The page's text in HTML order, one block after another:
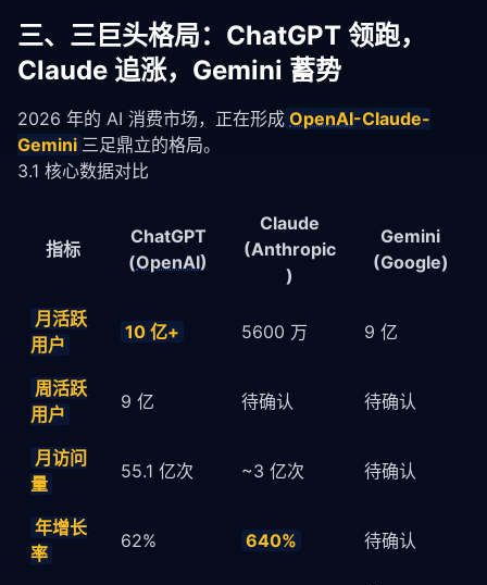
三、三巨头格局：ChatGPT 领跑，
Claude 追涨，Gemini 蓄势
2026 年的 AI 消费市场，正在形成 OpenAI-Claude-
Gemini 三足鼎立的格局。
3.1 核心数据对比
指标
ChatGPT
(OpenAI)
Claude
(Anthropic
)
Gemini
(Google)
月活跃
用户
10 亿+ 5600 万 9 亿
周活跃
用户
9 亿 待确认 待确认
月访问
量
55.1 亿次 ~3 亿次 待确认
年增长
率
62% 640% 待确认